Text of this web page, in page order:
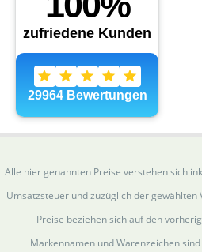
Alle hier genannten Preise verstehen sich
Umsatzsteuer und zuzüglich der
Preise beziehen sich auf den
Markennamen und Warenzeichen